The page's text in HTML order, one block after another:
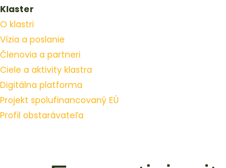
Klaster
O klastri
Vízia a poslanie
Členovia a partneri
Ciele a aktivity klastra
Digitálna platforma
Projekt spolufinancovaný EÚ
Profil obstarávateľa